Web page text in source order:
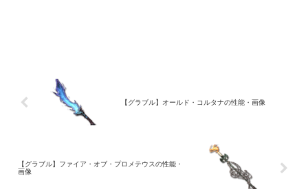
【グラブル】オールド・コルタナの性能・画像
【グラブル】ファイア・オブ・プロメテウスの性能・
画像